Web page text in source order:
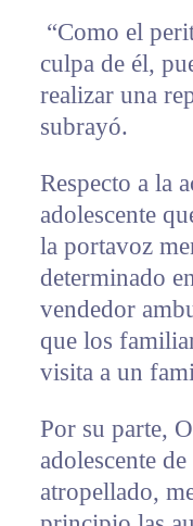
“Como el
culpa de él,
realizar una
subrayó.
Respecto a la
adolescente
la portavoz
determinado
vendedor
que los
visita a un
Por su parte,
adolescente
atropellado,